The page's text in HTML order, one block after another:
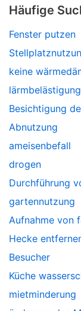
Häufige
Fenster putzen
keine
lärmbelästigung
Besichtigung
Abnutzung
ameisenbefall
drogen
Durchführung
gartennutzung
Aufnahme von
Hecke
Besucher
Küche
mietminderung